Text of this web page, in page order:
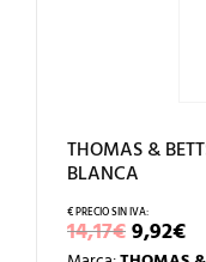
THOMAS &
BLANCA
14,17€EL
PRECIO
9,92€EL